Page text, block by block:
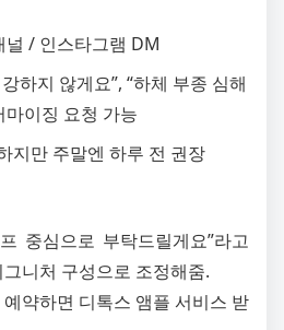
/ 인스타그램 DM
하지 않게요”, “하체 부종 심해
마이징 요청 가능
지만 주말엔 하루 전 권장
중심으로 부탁드릴게요”라고
니처 구성으로 조정해줌.
약하면 디톡스 앰플 서비스 받